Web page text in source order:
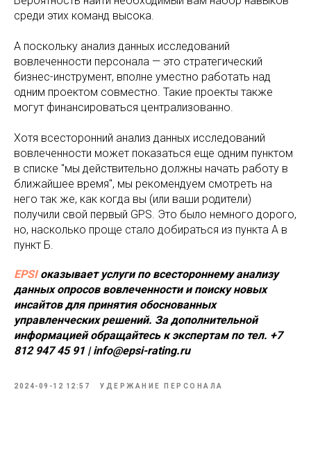
среди этих команд высока.
А поскольку анализ данных исследований
вовлеченности персонала — это стратегический
бизнес-инструмент, вполне уместно работать над
одним проектом совместно. Такие проекты также
могут финансироваться централизованно.
Хотя всесторонний анализ данных исследований
вовлеченности может показаться еще одним пунктом
в списке "мы действительно должны начать работу в
ближайшее время", мы рекомендуем смотреть на
него так же, как когда вы (или ваши родители)
получили свой первый GPS. Это было немного дорого,
но, насколько проще стало добираться из пункта А в
пункт Б.
EPSI оказывает услуги по всестороннему анализу
данных опросов вовлеченности и поиску новых
инсайтов для принятия обоснованных
управленческих решений. За дополнительной
информацией обращайтесь к экспертам по тел. +7
812 947 45 91 | info@epsi-rating.ru
2024-09-12 12:57 УДЕРЖАНИЕ ПЕРСОНАЛА